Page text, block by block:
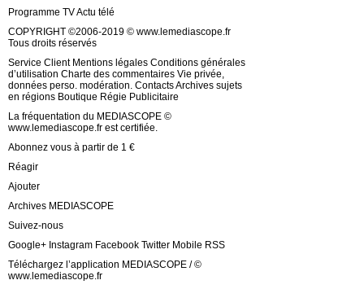
Programme TV Actu télé
COPYRIGHT ©2006-2019 © www.lemediascope.fr
Tous droits réservés
Service Client Mentions légales Conditions générales
d’utilisation Charte des commentaires Vie privée,
données perso. modération. Contacts Archives sujets
en régions Boutique Régie Publicitaire
La fréquentation du MEDIASCOPE ©
www.lemediascope.fr est certifiée.
Abonnez vous à partir de 1 €
Réagir
Ajouter
Archives MEDIASCOPE
Suivez-nous
Google+ Instagram Facebook Twitter Mobile RSS
Téléchargez l’application MEDIASCOPE / ©
www.lemediascope.fr